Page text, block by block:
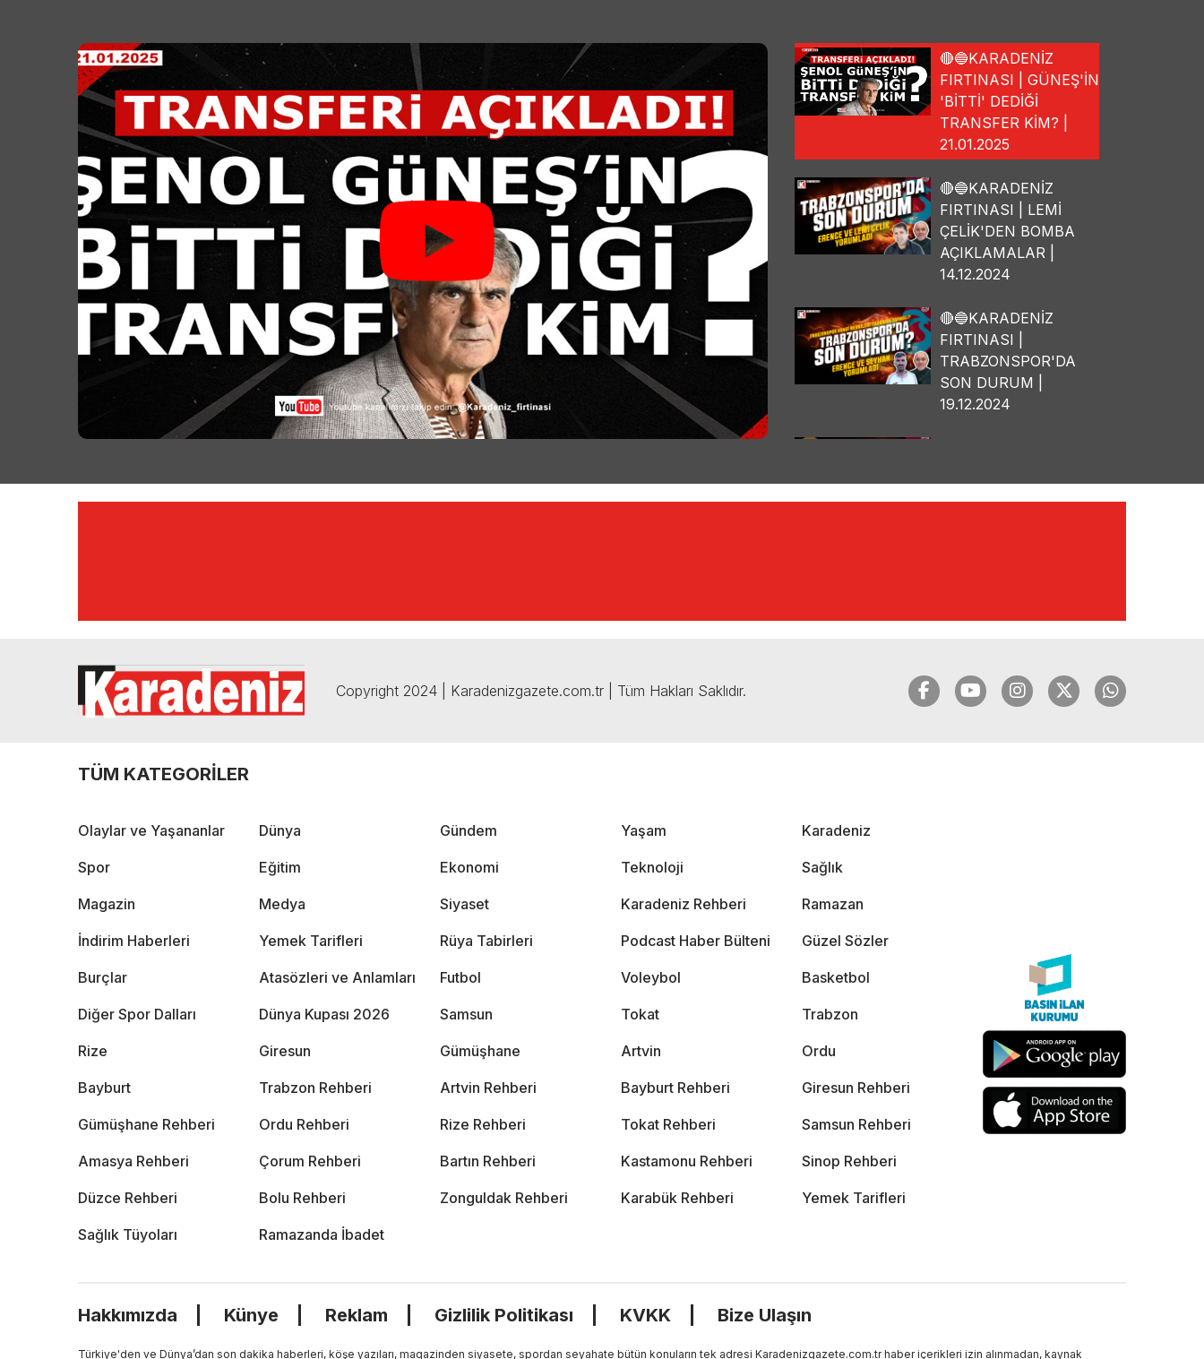
🔴🔵KARADENİZ
FIRTINASI | GÜNEŞ'İN
'BİTTİ' DEDİĞİ
TRANSFER KİM? |
21.01.2025
🔴🔵KARADENİZ
FIRTINASI | LEMİ
ÇELİK'DEN BOMBA
AÇIKLAMALAR |
14.12.2024
🔴🔵KARADENİZ
FIRTINASI |
TRABZONSPOR'DA
SON DURUM |
19.12.2024
FIRTINASI | YILMAZ
06.12.2024
Copyright 2024 | Karadenizgazete.com.tr | Tüm Hakları Saklıdır.
TÜM KATEGORİLER
Olaylar ve Yaşananlar Dünya Gündem Yaşam Karadeniz
Spor Eğitim Ekonomi Teknoloji Sağlık
Magazin Medya Siyaset Karadeniz Rehberi Ramazan
İndirim Haberleri Yemek Tarifleri Rüya Tabirleri Podcast Haber Bülteni Güzel Sözler
Burçlar Atasözleri ve Anlamları Futbol Voleybol Basketbol
Diğer Spor Dalları Dünya Kupası 2026 Samsun Tokat Trabzon
Rize Giresun Gümüşhane Artvin Ordu
Bayburt Trabzon Rehberi Artvin Rehberi Bayburt Rehberi Giresun Rehberi
Gümüşhane Rehberi Ordu Rehberi Rize Rehberi Tokat Rehberi Samsun Rehberi
Amasya Rehberi Çorum Rehberi Bartın Rehberi Kastamonu Rehberi Sinop Rehberi
Düzce Rehberi Bolu Rehberi Zonguldak Rehberi Karabük Rehberi Yemek Tarifleri
Sağlık Tüyoları Ramazanda İbadet
Hakkımızda Künye Reklam Gizlilik Politikası KVKK Bize Ulaşın
Türkiye'den ve Dünya’dan son dakika haberleri, köşe yazıları, magazinden siyasete, spordan seyahate bütün konuların tek adresi Karadenizgazete.com.tr haber içerikleri izin alınmadan, kaynak